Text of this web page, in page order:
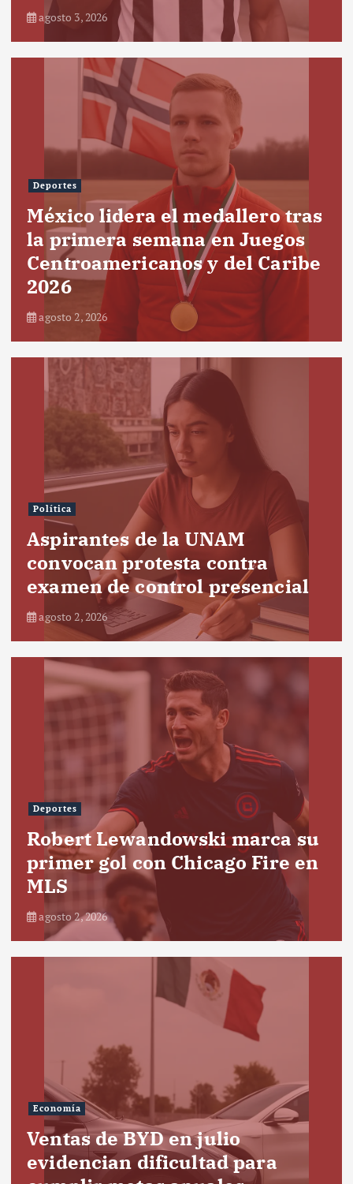
agosto 3, 2026
Deportes
México lidera el medallero tras
la primera semana en Juegos
Centroamericanos y del Caribe
2026
agosto 2, 2026
Política
Aspirantes de la UNAM
convocan protesta contra
examen de control presencial
agosto 2, 2026
Deportes
Robert Lewandowski marca su
primer gol con Chicago Fire en
MLS
agosto 2, 2026
Economía
Ventas de BYD en julio
evidencian dificultad para